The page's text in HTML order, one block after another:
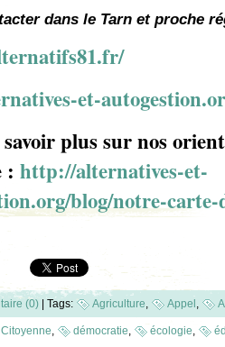
dans le Tarn et proche
et-
plus sur nos
: http://alternatives-et-
blog/notre-
(0) | Tags: Agriculture Appel
démocratie écologie